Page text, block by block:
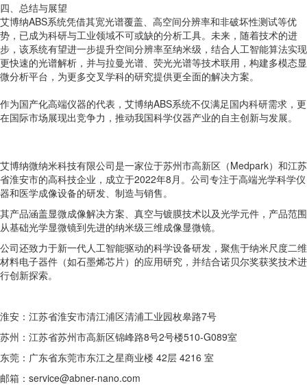
四、总结与展望
艾博纳ABS系统凭借其宽光谱覆盖、高空间分辨率和非破坏性测试等优
势，已成为科研与工业领域不可或缺的分析工具。未来，随着技术的进
步，该系统有望进一步提升空间分辨率至纳米级，结合人工智能算法实现
更快速的光谱解析，并与拉曼光谱、荧光光谱等技术联用，构建多模态显
微分析平台，为更多交叉学科的研究提供更全面的解决方案。
作为国产化高端仪器的代表，艾博纳ABS系统不仅满足国内科研需求，更
在国际市场展现出竞争力，推动我国科学仪器产业的自主创新与发展。
艾博纳微纳米科技有限公司是一家位于苏州市高新区（Medpark）和江苏
省淮安市的高科技企业，成立于2022年8月。公司专注于高端光学科学仪
器和医学成像设备的研发、制造与销售。
其产品涵盖显微成像解决方案、真空与镀膜技术以及光学元件，产品范围
从基础光学显微镜到先进的纳米级三维成像显微镜。
公司还致力于新一代人工智能驱动的科学设备研发，聚焦于纳米尺度二维
材料电子器件（如石墨烯芯片）的应用研究，并结合诺贝尔奖获奖技术进
行创新探索。
淮安：江苏省淮安市清江浦区清浦工业园枚皋路7号
苏州：江苏省苏州市高新区锦峰路8号2号楼510-G089室
东莞：广东省东莞市东江之星商业楼 42层 4216 室
邮箱：service@abner-nano.com